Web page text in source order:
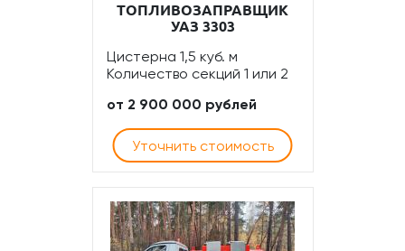
ТОПЛИВОЗАПРАВЩИК
УАЗ 3303
Цистерна 1,5 куб. м
Количество секций 1 или 2
от 2 900 000 рублей
Уточнить стоимость